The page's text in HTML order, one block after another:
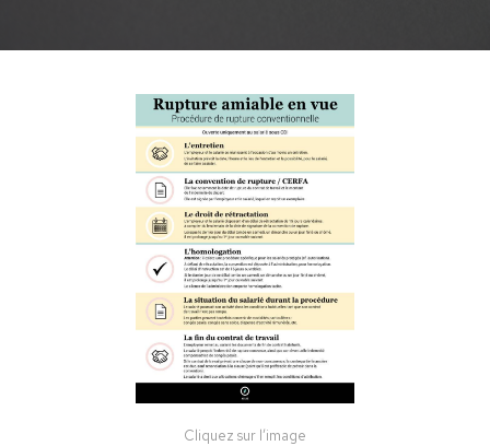
Cliquez sur l’image